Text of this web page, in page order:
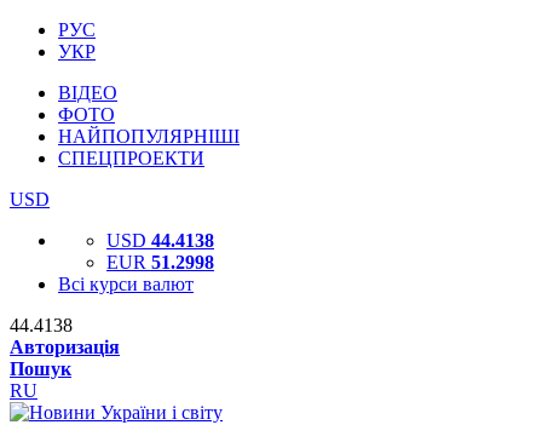
РУС
УКР
ВІДЕО
ФОТО
НАЙПОПУЛЯРНІШІ
СПЕЦПРОЕКТИ
USD
USD 44.4138
EUR 51.2998
Всі курси валют
44.4138
Авторизація
Пошук
RU